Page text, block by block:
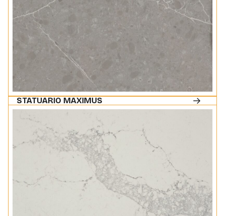
STATUARIO MAXIMUS